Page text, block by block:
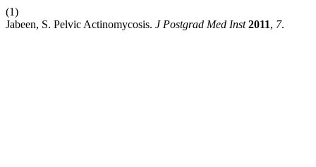
(1)
Jabeen, S. Pelvic Actinomycosis. J Postgrad Med Inst 2011, 7.